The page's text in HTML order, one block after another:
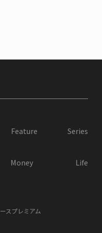
Feature Series
Money Life
スプレミアム